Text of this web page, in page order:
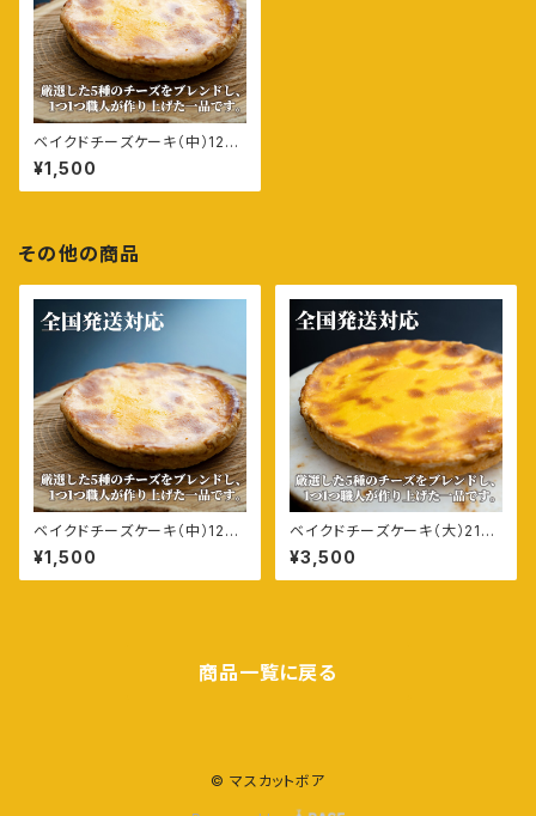
ベイクドチーズケーキ（中）12c
m 2人～4人分
¥1,500
その他の商品
ベイクドチーズケーキ（中）12c
m 2人～4人分
¥1,500
ベイクドチーズケーキ（大）21c
m 8人～10人分
¥3,500
商品一覧に戻る
© マスカットボア